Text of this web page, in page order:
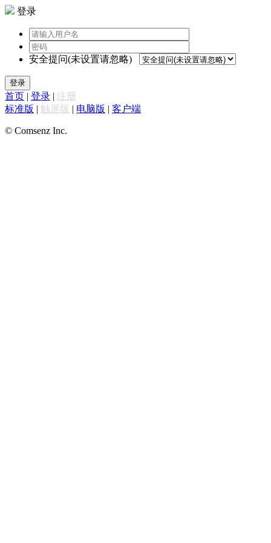
登录
安全提问(未设置请忽略)
登录
首页 | 登录 | 注册
标准版 | 触屏版 | 电脑版 | 客户端
© Comsenz Inc.